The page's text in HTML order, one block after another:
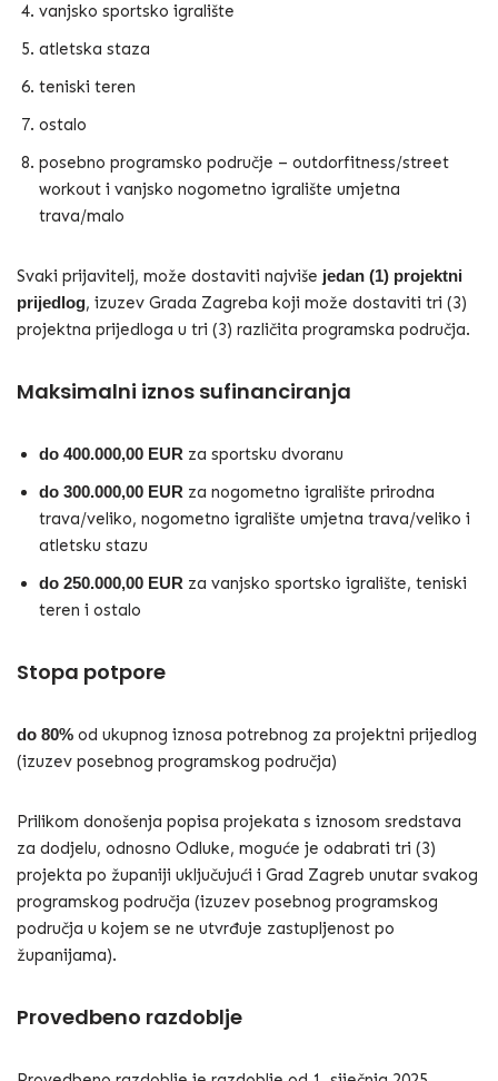
vanjsko sportsko igralište
atletska staza
teniski teren
ostalo
posebno programsko područje – outdorfitness/street
workout i vanjsko nogometno igralište umjetna
trava/malo
Svaki prijavitelj, može dostaviti najviše jedan (1) projektni
prijedlog, izuzev Grada Zagreba koji može dostaviti tri (3)
projektna prijedloga u tri (3) različita programska područja.
Maksimalni iznos sufinanciranja
do 400.000,00 EUR za sportsku dvoranu
do 300.000,00 EUR za nogometno igralište prirodna
trava/veliko, nogometno igralište umjetna trava/veliko i
atletsku stazu
do 250.000,00 EUR za vanjsko sportsko igralište, teniski
teren i ostalo
Stopa potpore
do 80% od ukupnog iznosa potrebnog za projektni prijedlog
(izuzev posebnog programskog područja)
Prilikom donošenja popisa projekata s iznosom sredstava
za dodjelu, odnosno Odluke, moguće je odabrati tri (3)
projekta po županiji uključujući i Grad Zagreb unutar svakog
programskog područja (izuzev posebnog programskog
područja u kojem se ne utvrđuje zastupljenost po
županijama).
Provedbeno razdoblje